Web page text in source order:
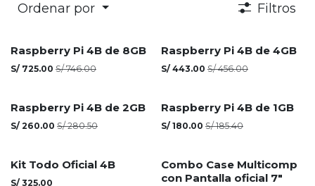
Ordenar por Filtros
Raspberry Pi 4B de 8GB
S/ 725.00 S/746.00
Raspberry Pi 4B de 4GB
S/ 443.00 S/456.00
Raspberry Pi 4B de 2GB
S/ 260.00 S/280.50
Raspberry Pi 4B de 1GB
S/ 180.00 S/185.40
Kit Todo Oficial 4B
S/ 325.00
Combo Case Multicomp
con Pantalla oficial 7"